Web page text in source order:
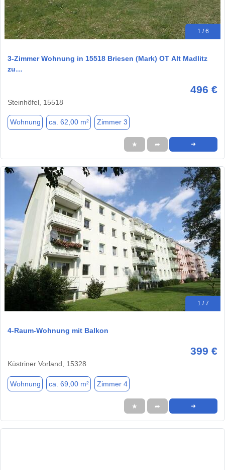
1 / 6
3-Zimmer Wohnung in 15518 Briesen (Mark) OT Alt Madlitz
zu…
496 €
Steinhöfel, 15518
Wohnung ca. 62,00 m² Zimmer 3
★ ➦ ➜
1 / 7
4-Raum-Wohnung mit Balkon
399 €
Küstriner Vorland, 15328
Wohnung ca. 69,00 m² Zimmer 4
★ ➦ ➜